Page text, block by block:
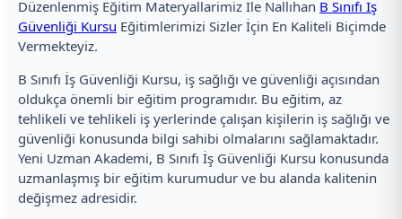
Düzenlenmiş Eğitim Materyallarimiz İle Nallıhan B Sınıfı İş
Güvenliği Kursu Eğitimlerimizi Sizler İçin En Kaliteli Biçimde
Vermekteyiz.
B Sınıfı İş Güvenliği Kursu, iş sağlığı ve güvenliği açısından
oldukça önemli bir eğitim programıdır. Bu eğitim, az
tehlikeli ve tehlikeli iş yerlerinde çalışan kişilerin iş sağlığı ve
güvenliği konusunda bilgi sahibi olmalarını sağlamaktadır.
Yeni Uzman Akademi, B Sınıfı İş Güvenliği Kursu konusunda
uzmanlaşmış bir eğitim kurumudur ve bu alanda kalitenin
değişmez adresidir.